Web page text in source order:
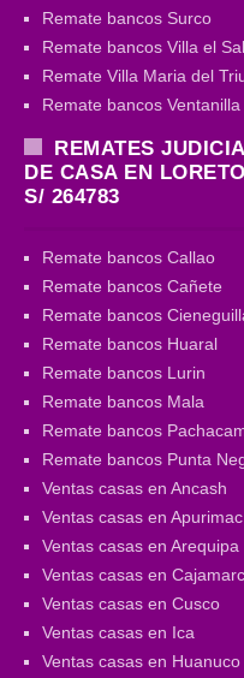
Remate bancos Surco
Remate bancos Villa el
Remate Villa Maria del
Remate bancos Ventanilla
REMATES
DE CASA EN
S/ 264783
Remate bancos Callao
Remate bancos Cañete
Remate bancos
Remate bancos Huaral
Remate bancos Lurin
Remate bancos Mala
Remate bancos
Remate bancos Punta
Ventas casas en Ancash
Ventas casas en Apurimac
Ventas casas en Arequipa
Ventas casas en
Ventas casas en Cusco
Ventas casas en Ica
Ventas casas en Huanuco